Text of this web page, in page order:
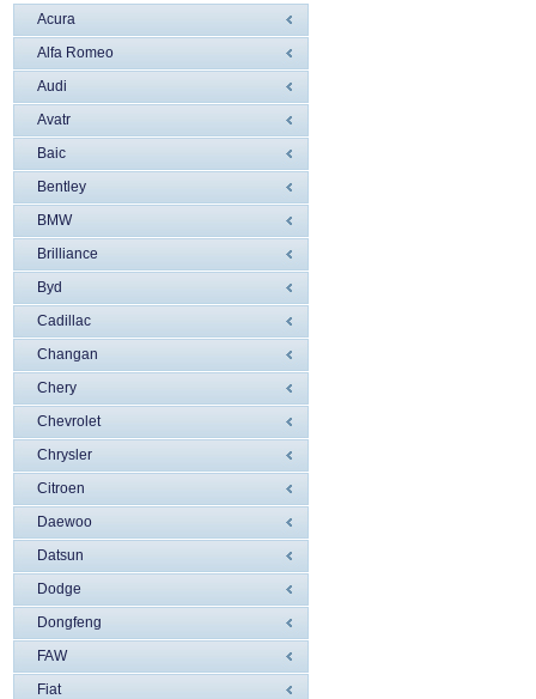
Acura
Alfa Romeo
Audi
Avatr
Baic
Bentley
BMW
Brilliance
Byd
Cadillac
Changan
Chery
Chevrolet
Chrysler
Citroen
Daewoo
Datsun
Dodge
Dongfeng
FAW
Fiat